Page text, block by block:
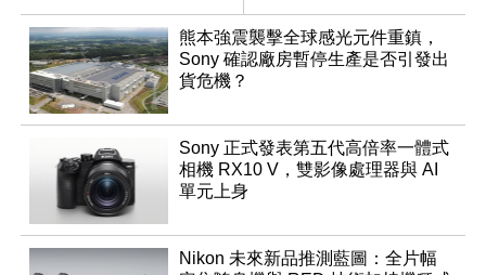
調編輯
貨時間
熊本強震襲擊全球感光元件重鎮，
Sony 確認廠房暫停生產是否引發出
貨危機？
Sony 正式發表第五代高倍率一體式
相機 RX10 V，雙影像處理器與 AI
單元上身
Nikon 未來新品推測藍圖：全片幅